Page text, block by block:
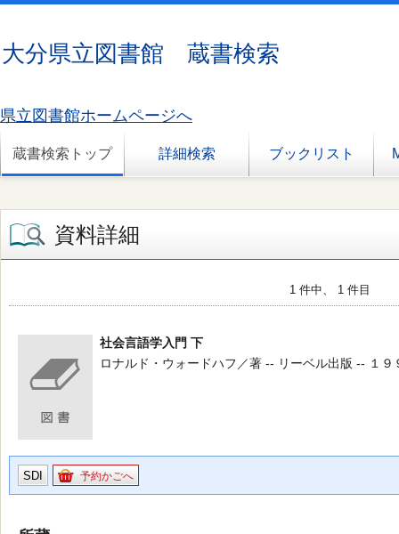
大分県立図書館 蔵書検索
県立図書館ホームページへ
蔵書検索トップ 詳細検索 ブックリスト
資料詳細
1 件中、 1 件目
社会言語学入門 下
ロナルド・ウォードハフ／著 -- リーベル出版 -- １９
SDI 予約かごへ